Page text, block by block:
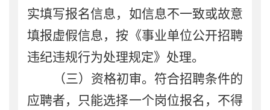
实填写报名信息，如信息不一致或故意
填报虚假信息，按《事业单位公开招聘
违纪违规行为处理规定》处理。
（三） 资格初审。 符合招聘条件的
应聘者，只能选择一个岗位报名，不得